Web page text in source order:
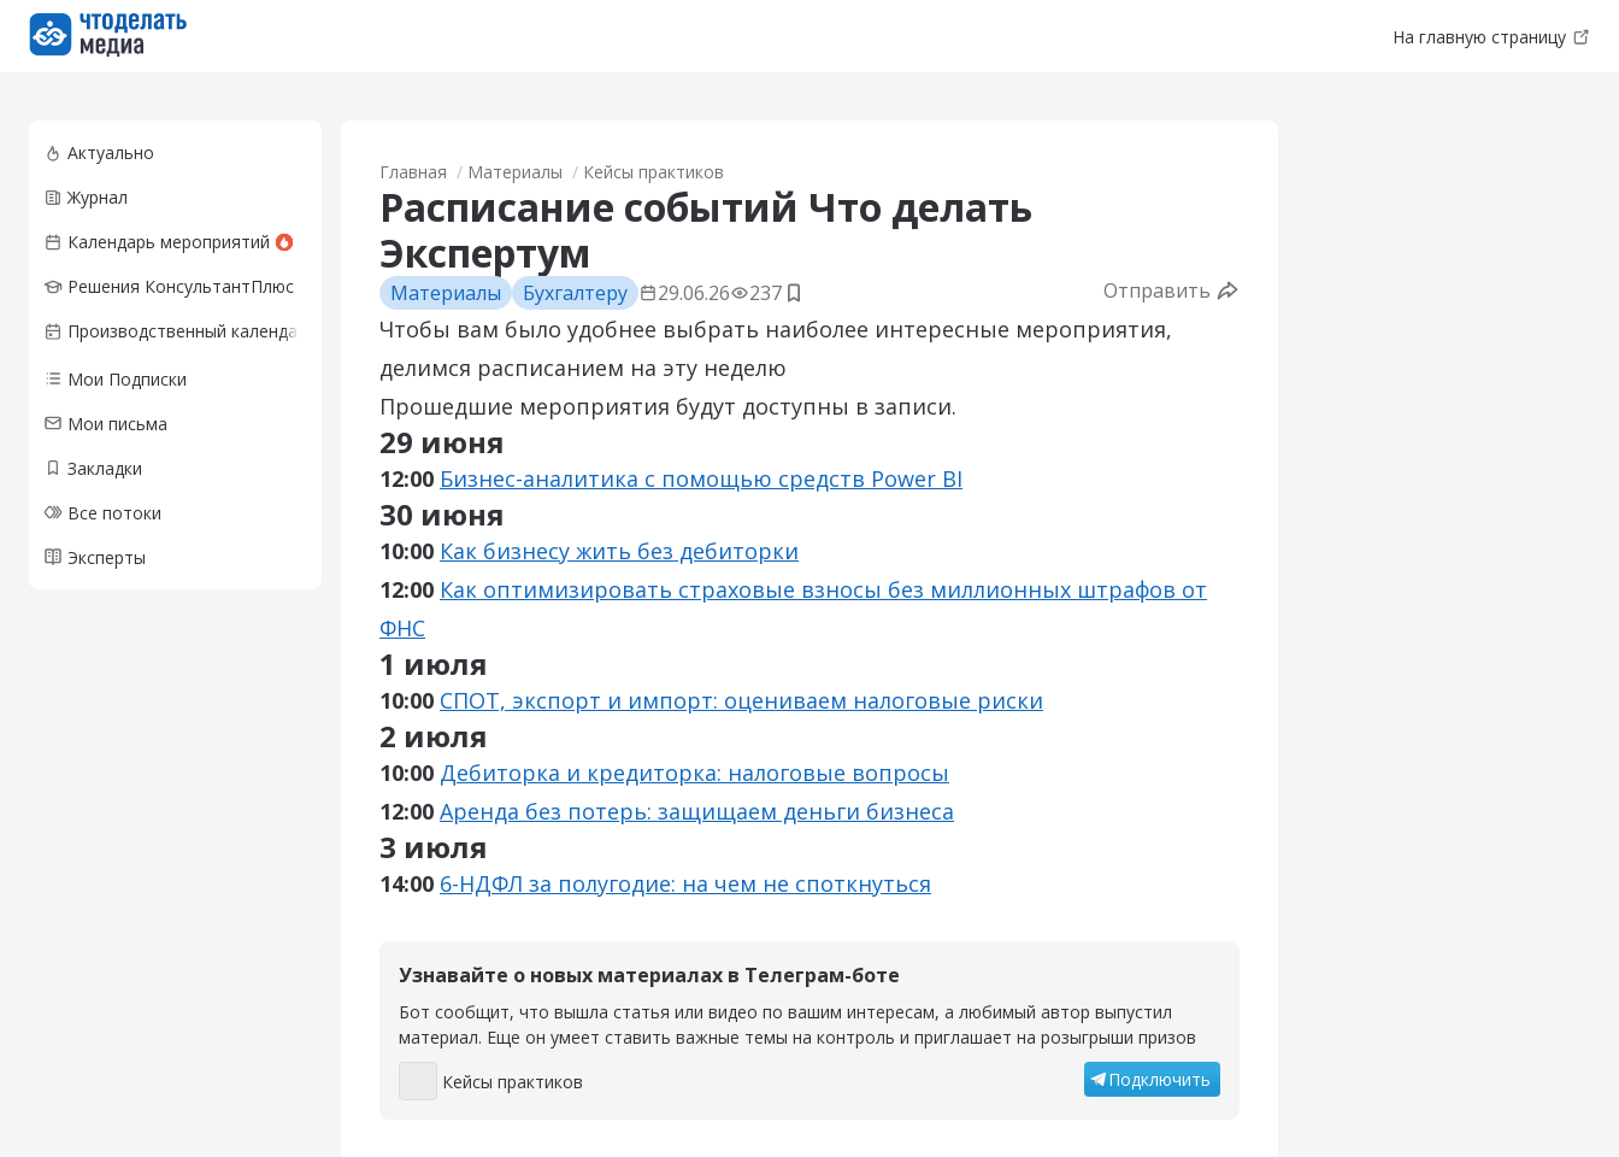
Перейти на главную страницу На главную страницу
Актуально
Журнал
Календарь мероприятий
Решения КонсультантПлюс
Производственный календарь
Мои Подписки
Мои письма
Закладки
Все потоки
Эксперты
Главная Материалы Кейсы практиков
Расписание событий Что делать
Экспертум
Материалы Бухгалтеру 29.06.26 237 Добавить в закладки
Отправить
Чтобы вам было удобнее выбрать наиболее интересные мероприятия,
делимся расписанием на эту неделю
Прошедшие мероприятия будут доступны в записи.
29 июня
12:00 Бизнес-аналитика с помощью средств Power BI
30 июня
10:00 Как бизнесу жить без дебиторки
12:00 Как оптимизировать страховые взносы без миллионных штрафов от
ФНС
1 июля
10:00 СПОТ, экспорт и импорт: оцениваем налоговые риски
2 июля
10:00 Дебиторка и кредиторка: налоговые вопросы
12:00 Аренда без потерь: защищаем деньги бизнеса
3 июля
14:00 6-НДФЛ за полугодие: на чем не споткнуться
Узнавайте о новых материалах в Телеграм-боте
Бот сообщит, что вышла статья или видео по вашим интересам, а любимый автор выпустил
материал. Еще он умеет ставить важные темы на контроль и приглашает на розыгрыши призов
Кейсы практиков
Кейсы практиков Подключить